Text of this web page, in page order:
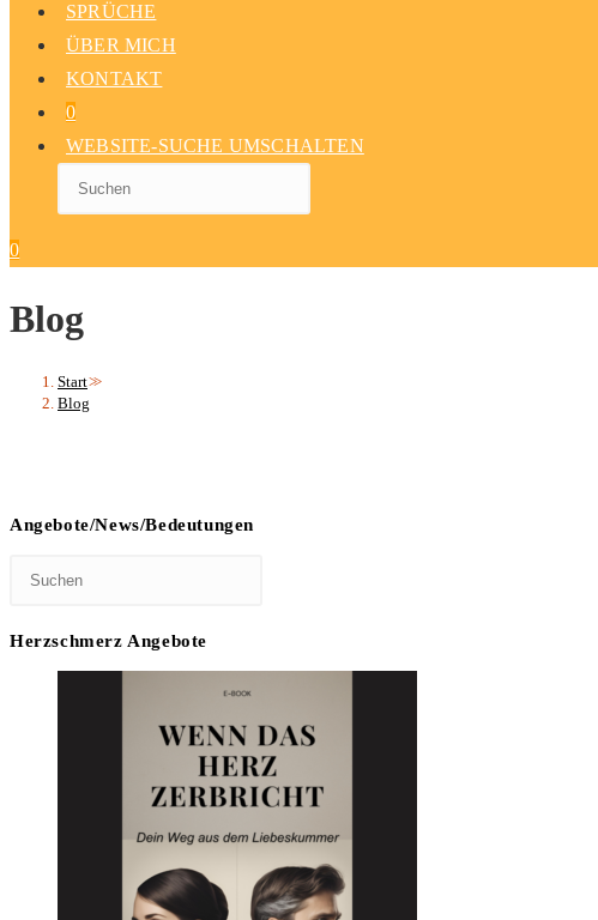
SPRÜCHE
ÜBER MICH
KONTAKT
0
WEBSITE-SUCHE UMSCHALTEN
0
Blog
Start>>
Blog
Angebote/News/Bedeutungen
Herzschmerz Angebote